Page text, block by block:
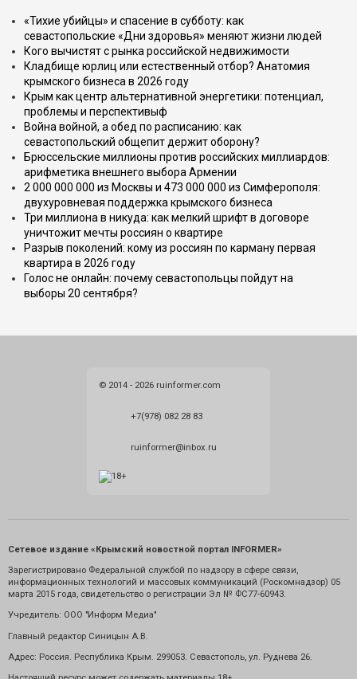
«Тихие убийцы» и спасение в субботу: как
севастопольские «Дни здоровья» меняют жизни людей
Кого вычистят с рынка российской недвижимости
Кладбище юрлиц или естественный отбор? Анатомия
крымского бизнеса в 2026 году
Крым как центр альтернативной энергетики: потенциал,
проблемы и перспективыф
Война войной, а обед по расписанию: как
севастопольский общепит держит оборону?
Брюссельские миллионы против российских миллиардов:
арифметика внешнего выбора Армении
2 000 000 000 из Москвы и 473 000 000 из Симферополя:
двухуровневая поддержка крымского бизнеса
Три миллиона в никуда: как мелкий шрифт в договоре
уничтожит мечты россиян о квартире
Разрыв поколений: кому из россиян по карману первая
квартира в 2026 году
Голос не онлайн: почему севастопольцы пойдут на
выборы 20 сентября?
© 2014 - 2026 ruinformer.com
+7(978) 082 28 83
ruinformer@inbox.ru
Сетевое издание «Крымский новостной портал INFORMER»
Зарегистрировано Федеральной службой по надзору в сфере связи,
информационных технологий и массовых коммуникаций (Роскомнадзор) 05
марта 2015 года, свидетельство о регистрации Эл № ФС77-60943.
Учредитель: ООО "Информ Медиа"
Главный редактор Синицын А.В.
Адрес: Россия. Республика Крым. 299053. Севастополь, ул. Руднева 26.